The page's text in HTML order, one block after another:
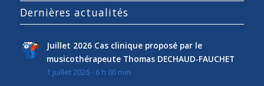
Dernières actualités
Juillet 2026 Cas clinique proposé par le
musicothérapeute Thomas DECHAUD-FAUCHET
1 juillet 2026 - 6 h 00 min